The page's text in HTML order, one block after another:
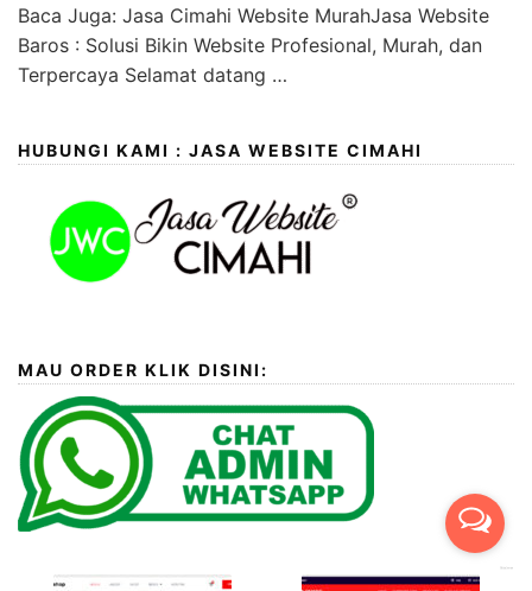
Baca Juga: Jasa Cimahi Website MurahJasa Website
Baros : Solusi Bikin Website Profesional, Murah, dan
Terpercaya Selamat datang …
HUBUNGI KAMI : JASA WEBSITE CIMAHI
MAU ORDER KLIK DISINI: